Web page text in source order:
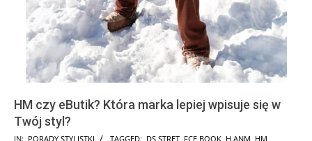
HM czy eButik? Która marka lepiej wpisuje się w
Twój styl?
2024-
IN: PORADY STYLISTKI TAGGED: DS STRET, FCE BOOK, H ANM, HM